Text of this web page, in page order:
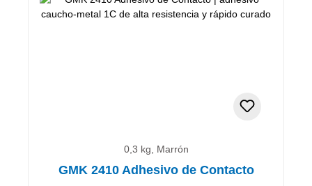
0,3 kg, Marrón
GMK 2410 Adhesivo de Contacto